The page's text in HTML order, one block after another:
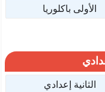
الأولى باكلوريا
الثانية إعدادي